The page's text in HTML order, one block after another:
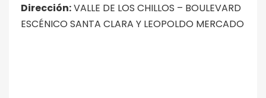
Dirección:VALLE DE LOS CHILLOS – BOULEVARD
ESCÉNICO SANTA CLARA Y LEOPOLDO MERCADO